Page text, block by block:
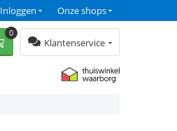
Onze shops
Inloggen
Klantenservice
0